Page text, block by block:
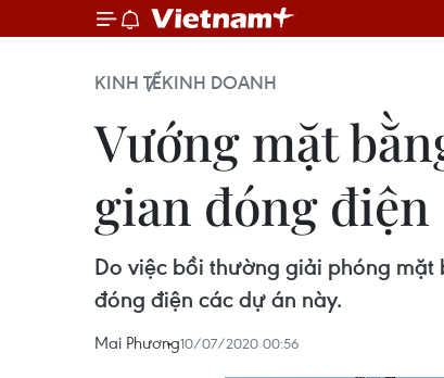
KINH TẾKINH DOANH
Vướng mặt
gian đóng điện
Do việc bồi thường giải phóng
đóng điện các dự án này.
Mai Phương10/07/2020 00:56